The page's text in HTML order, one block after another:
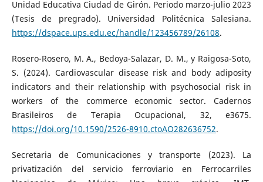
Unidad Educativa Ciudad de Girón. Periodo marzo-julio 2023
(Tesis de pregrado). Universidad Politécnica Salesiana.
https://dspace.ups.edu.ec/handle/123456789/26108.
Rosero-Rosero, M. A., Bedoya-Salazar, D. M., y Raigosa-Soto,
S. (2024). Cardiovascular disease risk and body adiposity
indicators and their relationship with psychosocial risk in
workers of the commerce economic sector. Cadernos
Brasileiros de Terapia Ocupacional, 32, e3675.
https://doi.org/10.1590/2526-8910.ctoAO282636752.
Secretaria de Comunicaciones y transporte (2023). La
privatización del servicio ferroviario en Ferrocarriles